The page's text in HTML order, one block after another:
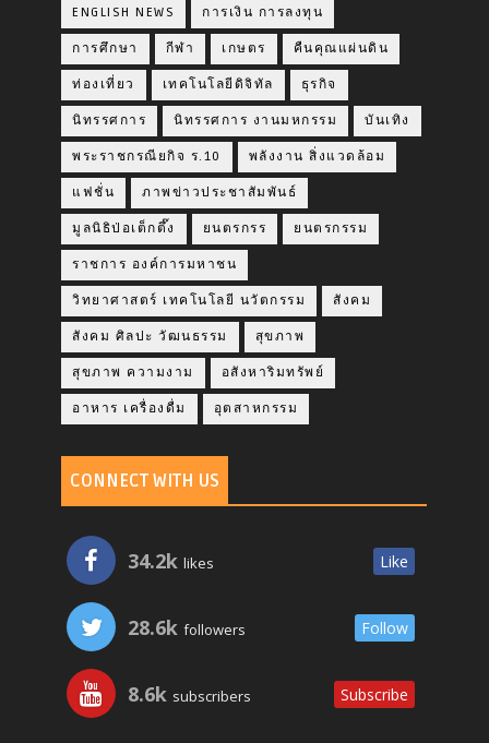
ENGLISH NEWS การเงิน การลงทุน
การศึกษา กีฬา เกษตร คืนคุณแผ่นดิน
ท่องเที่ยว เทคโนโลยีดิจิทัล ธุรกิจ
นิทรรศการ นิทรรศการ งานมหกรรม บันเทิง
พระราชกรณียกิจ ร.10 พลังงาน สิ่งแวดล้อม
แฟชั่น ภาพข่าวประชาสัมพันธ์
มูลนิธิป่อเต็กตึ๊ง ยนตรกรร ยนตรกรรม
ราชการ องค์การมหาชน
วิทยาศาสตร์ เทคโนโลยี นวัตกรรม สังคม
สังคม ศิลปะ วัฒนธรรม สุขภาพ
สุขภาพ ความงาม อสังหาริมทรัพย์
อาหาร เครื่องดื่ม อุตสาหกรรม
CONNECT WITH US
34.2k likes Like
28.6k followers Follow
8.6k subscribers Subscribe